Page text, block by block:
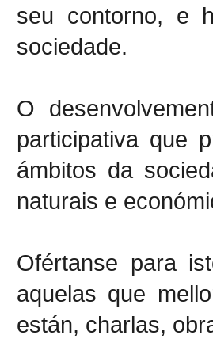
seu contorno, e
sociedade.
O
participativa que
ámbitos da
naturais e
Ofértanse para
aquelas que
están, charlas,